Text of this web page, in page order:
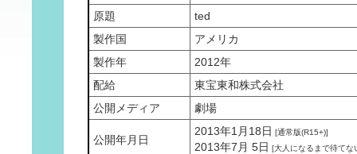
原題
ted
製作国
アメリカ
製作年
2012年
配給
東宝東和株式会社
公開メディア
劇場
公開年月日
2013年1月18日 [通常版(R15+)]
2013年7月 5日 [大人になるまで待て